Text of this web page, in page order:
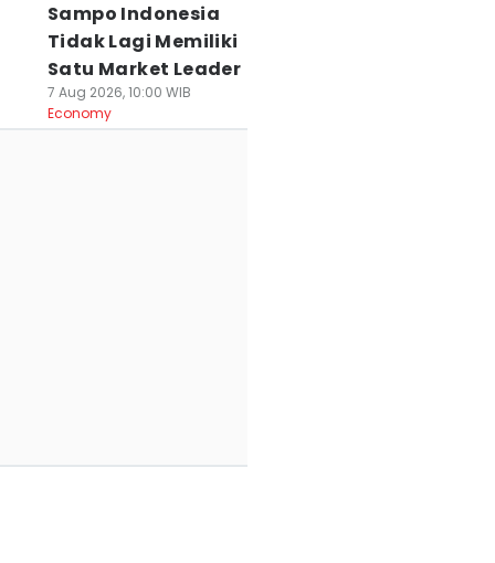
Sampo Indonesia
Tidak Lagi Memiliki
Satu Market Leader
7 Aug 2026, 10:00 WIB
Economy